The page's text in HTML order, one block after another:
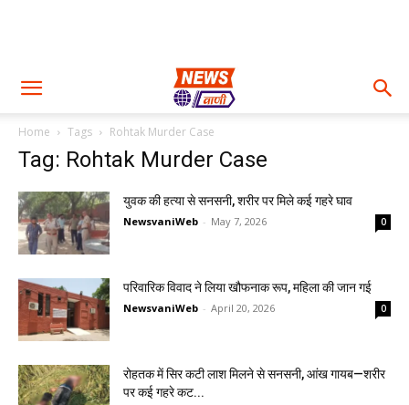
Home Tags Rohtak Murder Case
Tag: Rohtak Murder Case
युवक की हत्या से सनसनी, शरीर पर मिले कई गहरे घाव
NewsvaniWeb - May 7, 2026 0
परिवारिक विवाद ने लिया खौफनाक रूप, महिला की जान गई
NewsvaniWeb - April 20, 2026 0
रोहतक में सिर कटी लाश मिलने से सनसनी, आंख गायब—शरीर
पर कई गहरे कट...